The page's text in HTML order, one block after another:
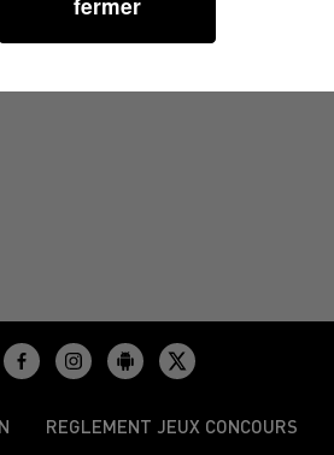
REGLEMENT JEUX CONCOURS